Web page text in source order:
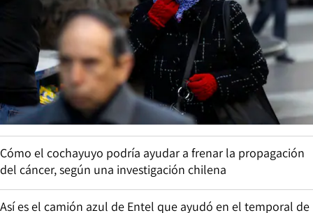
Cómo el cochayuyo podría ayudar a frenar la propagación
del cáncer, según una investigación chilena
Así es el camión azul de Entel que ayudó en el temporal de